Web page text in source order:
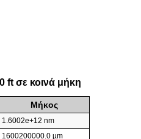
ft σε κοινά μήκη
Μήκος
1.6002e+12 nm
1600200000.0 µm